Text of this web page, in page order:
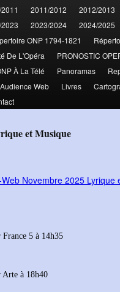
2011/2012 2012/2013
2023/2024 2024/2025
ONP 1794-1821
De L'Opéra PRONOSTIC
À La Télé Panoramas
Audience Web Livres
et Musique
5 à 14h35
Arte à 18h40